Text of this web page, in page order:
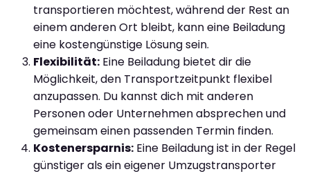
transportieren möchtest, während der Rest an
einem anderen Ort bleibt, kann eine Beiladung
eine kostengünstige Lösung sein.
Flexibilität: Eine Beiladung bietet dir die
Möglichkeit, den Transportzeitpunkt flexibel
anzupassen. Du kannst dich mit anderen
Personen oder Unternehmen absprechen und
gemeinsam einen passenden Termin finden.
Kostenersparnis: Eine Beiladung ist in der Regel
günstiger als ein eigener Umzugstransporter